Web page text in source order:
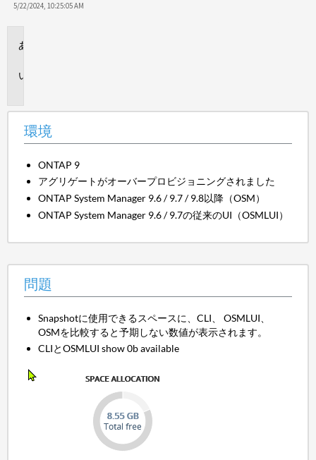
5/22/2024, 10:25:05 AM
環境
ONTAP 9
アグリゲートがオーバープロビジョニングされました
ONTAP System Manager 9.6 / 9.7 / 9.8以降（OSM）
ONTAP System Manager 9.6 / 9.7の従来のUI（OSMLUI）
問題
Snapshotに使用できるスペースに、CLI、 OSMLUI、
OSMを比較すると予期しない数値が表示されます。
CLIとOSMLUI show 0b available